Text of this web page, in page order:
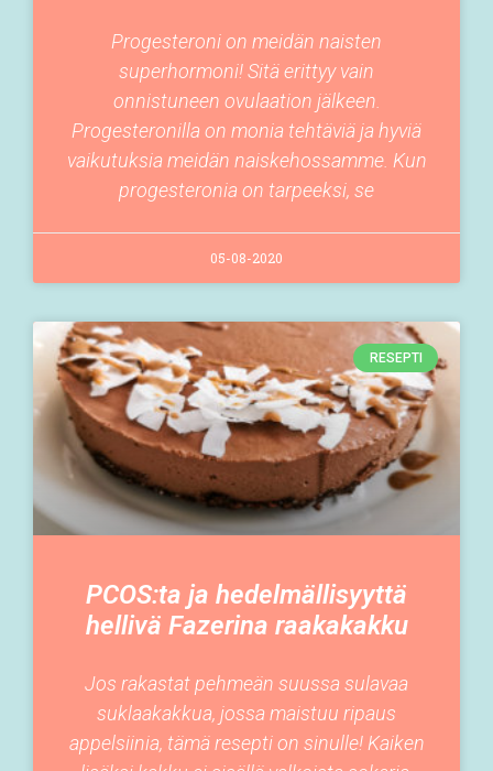
Progesteroni on meidän naisten
superhormoni! Sitä erittyy vain
onnistuneen ovulaation jälkeen.
Progesteronilla on monia tehtäviä ja hyviä
vaikutuksia meidän naiskehossamme. Kun
progesteronia on tarpeeksi, se
05-08-2020
RESEPTI
PCOS:ta ja hedelmällisyyttä
hellivä Fazerina raakakakku
Jos rakastat pehmeän suussa sulavaa
suklaakakkua, jossa maistuu ripaus
appelsiinia, tämä resepti on sinulle! Kaiken